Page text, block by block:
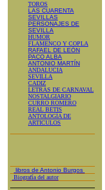
TOROS
LAS CUARENTA
SEVILLAS
PERSONAJES DE
SEVILLA
HUMOR
FLAMENCO Y COPLA
RAFAEL DE LEÓN
PACO ALBA
ANTONIO MARTÍN
ANDALUCIA
SEVILLA
CADIZ
LETRAS DE CARNAVAL
NOSTALGIARIO
CURRO ROMERO
REAL BETIS
ANTOLOGÍA DE
ARTICULOS
libros de Antonio Burgos
Biografía del autor